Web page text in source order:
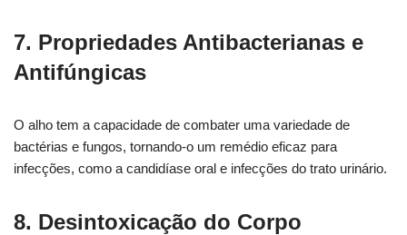
7. Propriedades Antibacterianas e
Antifúngicas
O alho tem a capacidade de combater uma variedade de
bactérias e fungos, tornando-o um remédio eficaz para
infecções, como a candidíase oral e infecções do trato urinário.
8. Desintoxicação do Corpo